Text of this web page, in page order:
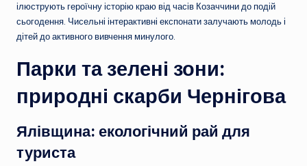
ілюструють героїчну історію краю від часів Козаччини до подій
сьогодення. Чисельні інтерактивні експонати залучають молодь і
дітей до активного вивчення минулого.
Парки та зелені зони:
природні скарби Чернігова
Ялівщина: екологічний рай для
туриста